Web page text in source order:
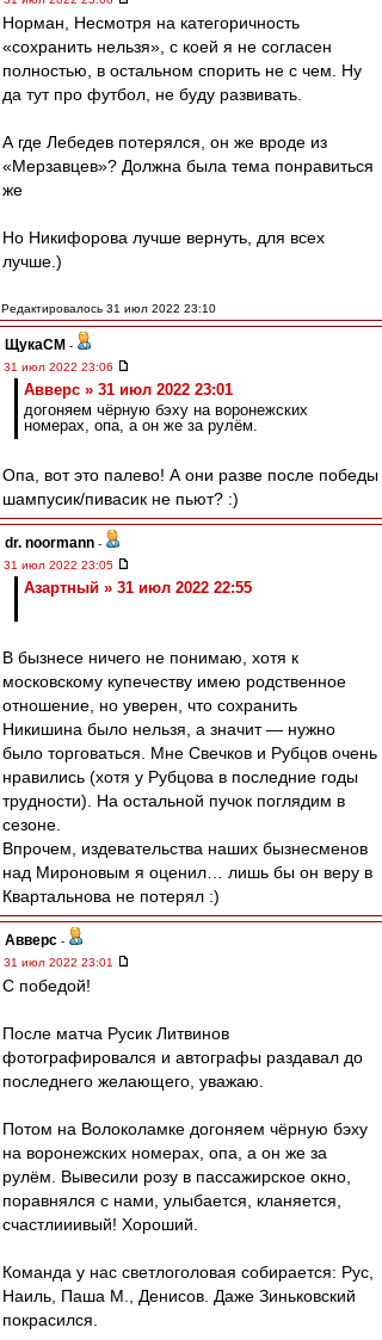
Норман, Несмотря на категоричность
«сохранить нельзя», с коей я не согласен
полностью, в остальном спорить не с чем. Ну
да тут про футбол, не буду развивать.
А где Лебедев потерялся, он же вроде из
«Мерзавцев»? Должна была тема понравиться
же
Но Никифорова лучше вернуть, для всех
лучше.)
Редактировалось 31 июл 2022 23:10
ЩукаСМ -
31 июл 2022 23:06
Авверс » 31 июл 2022 23:01
догоняем чёрную бэху на воронежских
номерах, опа, а он же за рулём.
Опа, вот это палево! А они разве после победы
шампусик/пивасик не пьют? :)
dr. noormann -
31 июл 2022 23:05
Азартный » 31 июл 2022 22:55
В бызнесе ничего не понимаю, хотя к
московскому купечеству имею родственное
отношение, но уверен, что сохранить
Никишина было нельзя, а значит — нужно
было торговаться. Мне Свечков и Рубцов очень
нравились (хотя у Рубцова в последние годы
трудности). На остальной пучок поглядим в
сезоне.
Впрочем, издевательства наших бызнесменов
над Мироновым я оценил… лишь бы он веру в
Квартальнова не потерял :)
Авверс -
31 июл 2022 23:01
С победой!
После матча Русик Литвинов
фотографировался и автографы раздавал до
последнего желающего, уважаю.
Потом на Волоколамке догоняем чёрную бэху
на воронежских номерах, опа, а он же за
рулём. Вывесили розу в пассажирское окно,
поравнялся с нами, улыбается, кланяется,
счастлииивый! Хороший.
Команда у нас светлоголовая собирается: Рус,
Наиль, Паша М., Денисов. Даже Зиньковский
покрасился.